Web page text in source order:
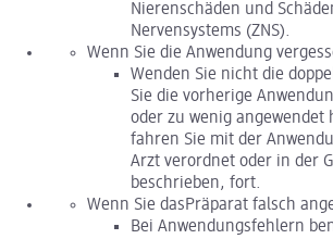
Nierenschäden und
Nervensystems (ZNS).
Wenn Sie die Anwendung
Wenden Sie nicht die
Sie die vorherige
oder zu wenig angewendet
fahren Sie mit der
Arzt verordnet oder in der
beschrieben, fort.
Wenn Sie dasPräparat falsch
Bei Anwendungsfehlern